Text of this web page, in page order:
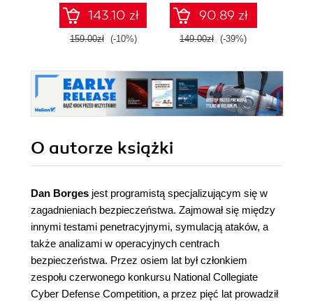
143.10 zł
159.00zł (-10%)
90.89 zł
149.00zł (-39%)
O autorze książki
Dan Borges jest programistą specjalizującym się w
zagadnieniach bezpieczeństwa. Zajmował się między
innymi testami penetracyjnymi, symulacją ataków, a
także analizami w operacyjnych centrach
bezpieczeństwa. Przez osiem lat był członkiem
zespołu czerwonego konkursu National Collegiate
Cyber Defense Competition, a przez pięć lat prowadził